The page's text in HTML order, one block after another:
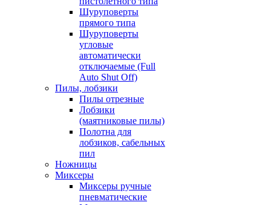
Шуруповерты
прямого типа
Шуруповерты
угловые
автоматически
отключаемые (Full
Auto Shut Off)
Пилы, лобзики
Пилы отрезные
Лобзики
(маятниковые пилы)
Полотна для
лобзиков, сабельных
пил
Ножницы
Миксеры
Миксеры ручные
пневматические